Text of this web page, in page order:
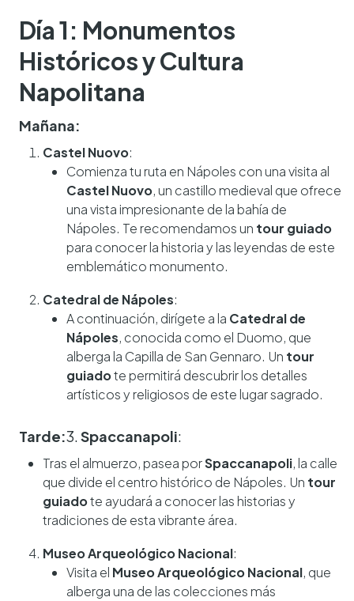
Día 1: Monumentos
Históricos y Cultura
Napolitana
Mañana:
Castel Nuovo:
Comienza tu ruta en Nápoles con una visita al
Castel Nuovo, un castillo medieval que ofrece
una vista impresionante de la bahía de
Nápoles. Te recomendamos un tour guiado
para conocer la historia y las leyendas de este
emblemático monumento.
Catedral de Nápoles:
A continuación, dirígete a la Catedral de
Nápoles, conocida como el Duomo, que
alberga la Capilla de San Gennaro. Un tour
guiadote permitirá descubrir los detalles
artísticos y religiosos de este lugar sagrado.
Tarde:3.Spaccanapoli:
Tras el almuerzo, pasea porSpaccanapoli, la calle
que divide el centro histórico de Nápoles. Un tour
guiadote ayudará a conocer las historias y
tradiciones de esta vibrante área.
Museo Arqueológico Nacional:
Visita el Museo Arqueológico Nacional, que
alberga una de las colecciones más